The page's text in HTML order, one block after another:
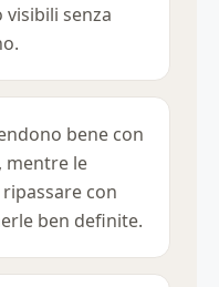
senza
bene con
mentre le
con
ben definite.